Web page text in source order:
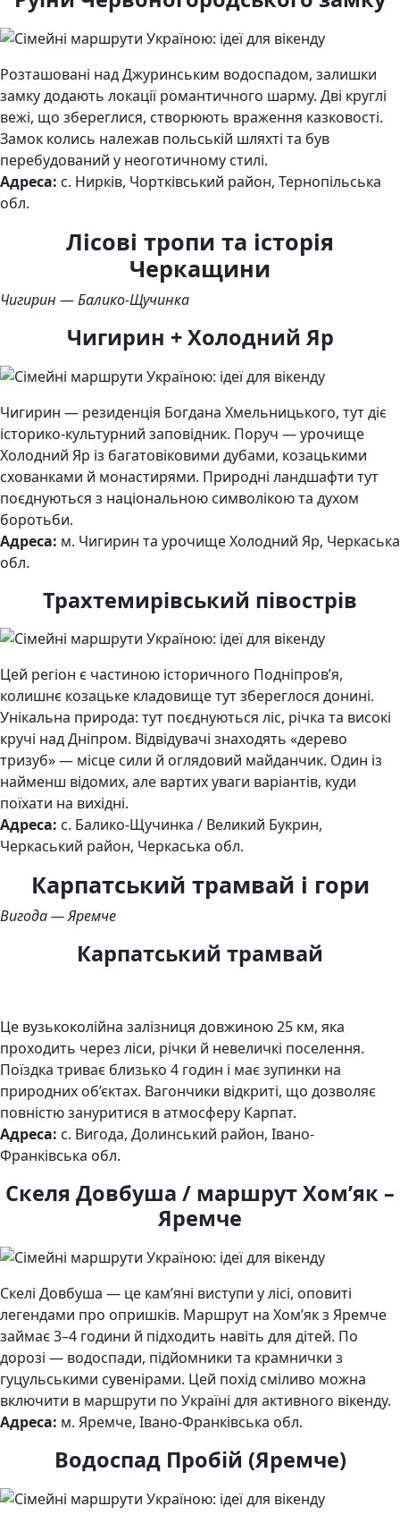
Розташовані над Джуринським водоспадом, залишки
замку додають локації романтичного шарму. Дві круглі
вежі, що збереглися, створюють враження казковості.
Замок колись належав польській шляхті та був
перебудований у неоготичному стилі.
Адреса: с. Нирків, Чортківський район, Тернопільська
обл.
Лісові тропи та історія
Черкащини
Чигирин —Балико-Щучинка
Чигирин + Холодний Яр
Чигирин — резиденція Богдана Хмельницького, тут діє
історико-культурний заповідник. Поруч — урочище
Холодний Яр із багатовіковими дубами, козацькими
схованками й монастирями. Природні ландшафти тут
поєднуються з національною символікою та духом
боротьби.
Адреса: м. Чигирин та урочище Холодний Яр, Черкаська
обл.
Трахтемирівський півострів
Цей регіон є частиною історичного Подніпров’я,
колишнє козацьке кладовище тут збереглося донині.
Унікальна природа: тут поєднуються ліс, річка та високі
кручі над Дніпром. Відвідувачі знаходять «дерево
тризуб» — місце сили й оглядовий майданчик. Один із
найменш відомих, але вартих уваги варіантів, куди
поїхати на вихідні.
Адреса: с. Балико-Щучинка / Великий Букрин,
Черкаський район, Черкаська обл.
Карпатський трамвай і гори
Вигода — Яремче
Карпатський трамвай
Це вузькоколійна залізниця довжиною 25 км, яка
проходить через ліси, річки й невеличкі поселення.
Поїздка триває близько 4 годин і має зупинки на
природних об’єктах. Вагончики відкриті, що дозволяє
повністю зануритися в атмосферу Карпат.
Адреса: с. Вигода, Долинський район, Івано-
Франківська обл.
Скеля Довбуша / маршрут Хом’як –
Яремче
Скелі Довбуша — це кам’яні виступи у лісі, оповиті
легендами про опришків. Маршрут на Хом’як з Яремче
займає 3–4 години й підходить навіть для дітей. По
дорозі — водоспади, підйомники та крамнички з
гуцульськими сувенірами. Цей похід сміливо можна
включити в маршрути по Україні для активного вікенду.
Адреса: м. Яремче, Івано-Франківська обл.
Водоспад Пробій (Яремче)